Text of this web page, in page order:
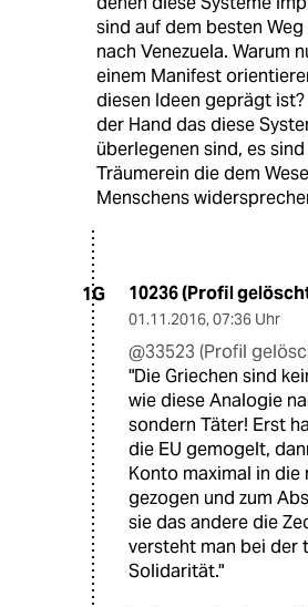
sind auf dem besten
nach Venezuela. Warum
einem Manifest
diesen Ideen geprägt
der Hand das diese
überlegenen sind, es
Träumerein die dem
Menschens
1G 10236 (Profil
01.11.2016, 07:36 Uhr
@33523 (Profil
"Die Griechen sind
wie diese Analogie
sondern Täter! Erst
die EU gemogelt,
Konto maximal in die
gezogen und zum
sie das andere die
versteht man bei der
Solidarität."